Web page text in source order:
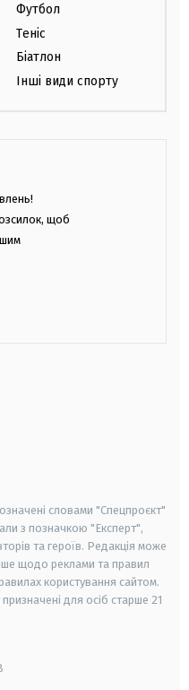
Футбол
Теніс
Біатлон
Інші види спорту
щоб
словами "Спецпроєкт"
з позначкою "Експерт",
та героїв. Редакція може
щодо реклами та правил
користування сайтом.
для осіб старше 21